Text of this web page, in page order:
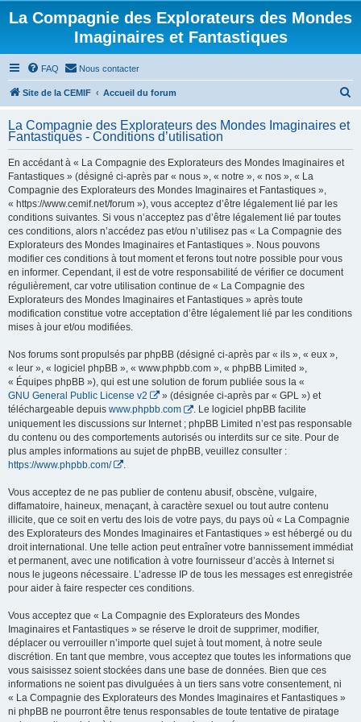
La Compagnie des Explorateurs des Mondes
Imaginaires et Fantastiques
FAQ Nous contacter
Site de la CEMIF Accueil du forum
h
La Compagnie des Explorateurs des Mondes Imaginaires et
Fantastiques - Conditions d’utilisation
En accédant à « La Compagnie des Explorateurs des Mondes Imaginaires et
Fantastiques » (désigné ci-après par « nous », « notre », « nos », « La
Compagnie des Explorateurs des Mondes Imaginaires et Fantastiques »,
« https://www.cemif.net/forum »), vous acceptez d’être légalement lié par les
conditions suivantes. Si vous n’acceptez pas d’être légalement lié par toutes
ces conditions, alors n’accédez pas et/ou n’utilisez pas « La Compagnie des
Explorateurs des Mondes Imaginaires et Fantastiques ». Nous pouvons
modifier ces conditions à tout moment et ferons tout notre possible pour vous
en informer. Cependant, il est de votre responsabilité de vérifier ce document
régulièrement, car votre utilisation continue de « La Compagnie des
Explorateurs des Mondes Imaginaires et Fantastiques » après toute
modification constitue votre acceptation d’être légalement lié par les conditions
mises à jour et/ou modifiées.
Nos forums sont propulsés par phpBB (désigné ci-après par « ils », « eux »,
« leur », « logiciel phpBB », « www.phpbb.com », « phpBB Limited »,
« Équipes phpBB »), qui est une solution de forum publiée sous la «
GNU General Public License v2
» (désignée ci-après par « GPL ») et
téléchargeable depuis www.phpbb.com
. Le logiciel phpBB facilite
uniquement les discussions sur Internet ; phpBB Limited n’est pas responsable
du contenu ou des comportements autorisés ou interdits sur ce site. Pour de
plus amples informations au sujet de phpBB, veuillez consulter :
https://www.phpbb.com/
Vous acceptez de ne pas publier de contenu abusif, obscène, vulgaire,
diffamatoire, haineux, menaçant, à caractère sexuel ou tout autre contenu
illicite, que ce soit en vertu des lois de votre pays, du pays où « La Compagnie
des Explorateurs des Mondes Imaginaires et Fantastiques » est hébergé ou du
droit international. Une telle action peut entraîner votre bannissement immédiat
et permanent, avec une notification à votre fournisseur d’accès à Internet si
nous le jugeons nécessaire. L’adresse IP de tous les messages est enregistrée
pour aider à faire respecter ces conditions.
Vous acceptez que « La Compagnie des Explorateurs des Mondes
Imaginaires et Fantastiques » se réserve le droit de supprimer, modifier,
déplacer ou verrouiller n’importe quel sujet à tout moment, à notre seule
discrétion. En tant que membre, vous acceptez que toutes les informations que
vous saisissez soient stockées dans une base de données. Bien que ces
informations ne soient pas divulguées à un tiers sans votre consentement, ni
« La Compagnie des Explorateurs des Mondes Imaginaires et Fantastiques »
ni phpBB ne pourront être tenus responsables de toute tentative de piratage